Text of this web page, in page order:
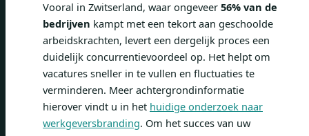
Vooral in Zwitserland, waar ongeveer 56% van de
bedrijven kampt met een tekort aan geschoolde
arbeidskrachten, levert een dergelijk proces een
duidelijk concurrentievoordeel op. Het helpt om
vacatures sneller in te vullen en fluctuaties te
verminderen. Meer achtergrondinformatie
hierover vindt u in het huidige onderzoek naar
werkgeversbranding. Om het succes van uw